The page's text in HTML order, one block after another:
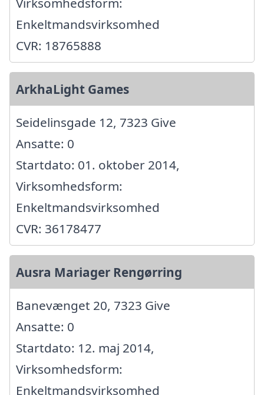
Enkeltmandsvirksomhed
CVR: 18765888
ArkhaLight Games
Seidelinsgade 12, 7323 Give
Ansatte: 0
Startdato: 01. oktober 2014,
Virksomhedsform:
Enkeltmandsvirksomhed
CVR: 36178477
Ausra Mariager Rengørring
Banevænget 20, 7323 Give
Ansatte: 0
Startdato: 12. maj 2014,
Virksomhedsform:
Enkeltmandsvirksomhed